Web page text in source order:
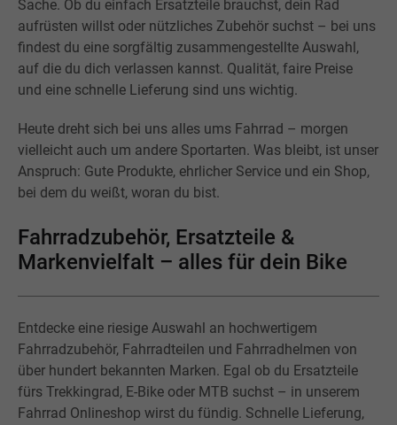
Sache. Ob du einfach Ersatzteile brauchst, dein Rad
aufrüsten willst oder nützliches Zubehör suchst – bei uns
findest du eine sorgfältig zusammengestellte Auswahl,
auf die du dich verlassen kannst. Qualität, faire Preise
und eine schnelle Lieferung sind uns wichtig.
Heute dreht sich bei uns alles ums Fahrrad – morgen
vielleicht auch um andere Sportarten. Was bleibt, ist unser
Anspruch: Gute Produkte, ehrlicher Service und ein Shop,
bei dem du weißt, woran du bist.
Fahrradzubehör, Ersatzteile &
Markenvielfalt – alles für dein Bike
Entdecke eine riesige Auswahl an hochwertigem
Fahrradzubehör, Fahrradteilen und Fahrradhelmen von
über hundert bekannten Marken. Egal ob du Ersatzteile
fürs Trekkingrad, E-Bike oder MTB suchst – in unserem
Fahrrad Onlineshop wirst du fündig. Schnelle Lieferung,